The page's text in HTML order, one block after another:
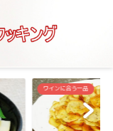
ワインに合う一品